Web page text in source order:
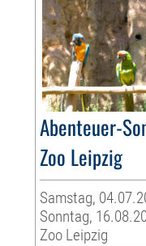
Abenteuer-
Zoo Leipzig
Samstag,
Sonntag,
Zoo Leipzig